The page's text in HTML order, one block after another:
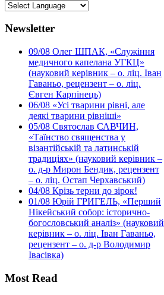
Newsletter
09/08 Олег ШПАК, «Служіння
медичного капелана УГКЦ»
(науковий керівник – о. ліц. Іван
Гаваньо, рецензент – о. ліц.
Євген Карпінець)
06/08 «Усі тварини рівні, але
деякі тварини рівніші»
05/08 Святослав САВЧИН,
«Таїнство священства у
візантійській та латинській
традиціях» (науковий керівник –
о. д-р Мирон Бендик, рецензент
– о. ліц. Остап Черхавський)
04/08 Крізь терни до зірок!
01/08 Юрій ГРИГЕЛЬ, «Перший
Нікейський собор: історично-
богословський аналіз» (науковий
керівник – о. ліц. Іван Гаваньо,
рецензент – о. д-р Володимир
Івасівка)
Most Read